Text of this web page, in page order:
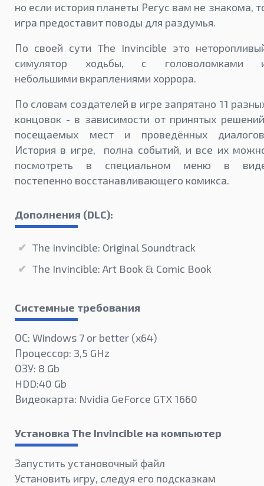
но если история планеты Регус вам не знакома,
игра предоставит поводы для раздумья.
По своей сути The Invincible это
симулятор ходьбы, с головоломками
небольшими вкраплениями хоррора.
По словам создателей в игре запрятано 11
концовок - в зависимости от принятых
посещаемых мест и проведённых
История в игре, полна событий, и все их
посмотреть в специальном меню в
постепенно восстанавливающего комикса.
Дополнения (DLC):
The Invincible: Original Soundtrack
The Invincible: Art Book & Comic Book
Системные требования
ОС: Windows 7 or better (х64)
Процессор: 3,5 GHz
ОЗУ: 8 Gb
HDD:40 Gb
Видеокарта: Nvidia GeForce GTX 1660
Установка The Invincible на компьютер
Запустить установочный файл
Установить игру, следуя его подсказкам